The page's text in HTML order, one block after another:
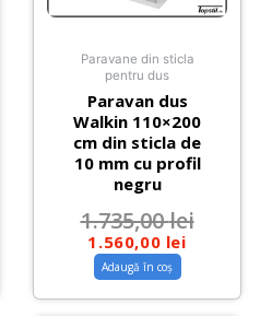
Paravane din sticla
pentru dus
Paravan dus
Walkin 110×200
cm din sticla de
10 mm cu profil
negru
1.735,00lei
1.560,00 lei
Adaugă în coș